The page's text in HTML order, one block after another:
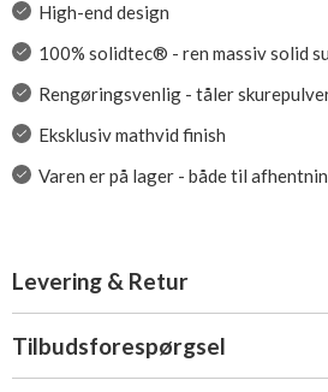
High-end design
100% solidtec® - ren massiv solid
Rengøringsvenlig - tåler
Eksklusiv mathvid finish
Varen er på lager - både til
Levering & Retur
Tilbudsforespørgsel